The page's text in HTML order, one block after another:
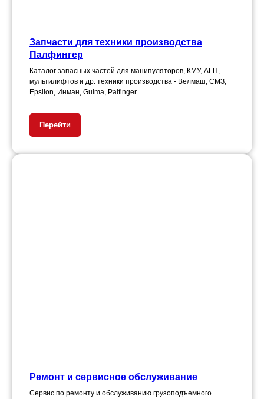
Запчасти для техники производства
Палфингер
Каталог запасных частей для манипуляторов, КМУ, АГП,
мультилифтов и др. техники производства - Велмаш, СМЗ,
Epsilon, Инман, Guima, Palfinger.
Перейти
Ремонт и сервисное обслуживание
Сервис по ремонту и обслуживанию грузоподъемного